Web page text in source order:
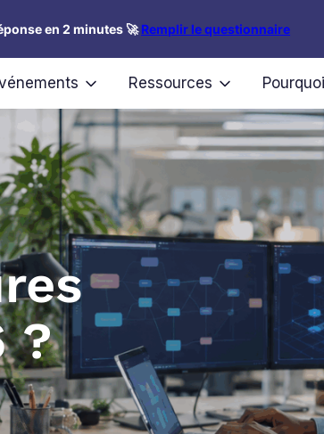
en 2 minutes 🚀Remplir le questionnaire
Ressources
?